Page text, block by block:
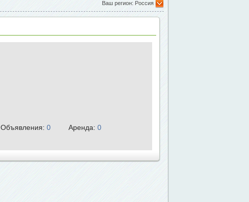
Ваш регион: Россия
Объявления: 0 Аренда: 0